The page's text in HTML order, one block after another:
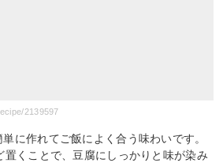
2139597
に作れてご飯によく合う味わいです。
くことで、豆腐にしっかりと味が染み